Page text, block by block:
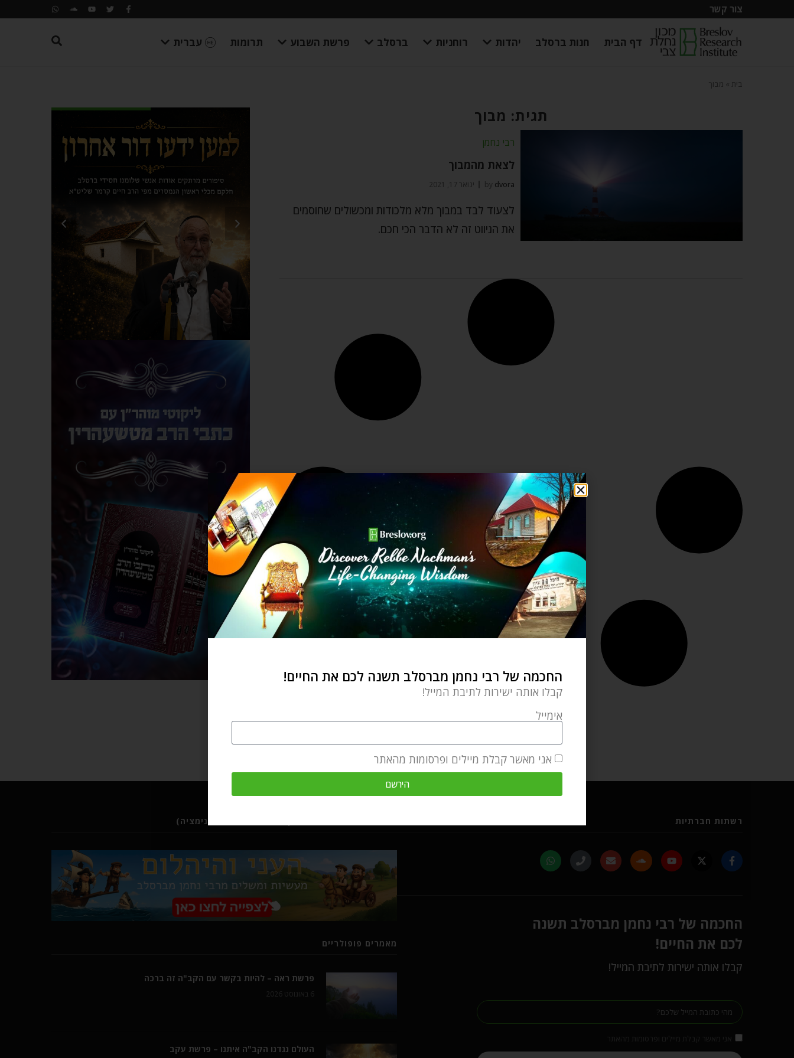
צור קשר
דף הבית חנות ברסלב יהדות רוחניות ברסלב פרשת השבוע תרומות עברית
בית מבוך
תגית: מבוך
רבי נחמן
לצאת מהמבוך
by dvora ינואר 17, 2021
לצעוד לבד במבוך מלא מלכודות ומכשולים שחוסמים
את הניווט זה לא הדבר הכי חכם.
רשתות חברתיות
החכמה של רבי נחמן מברסלב תשנה
לכם את החיים!
קבלו אותה ישירות לתיבת המייל!
מעשיות ומשלים מרבי נחמן מברסלב (סרטוני אנימציה)
מאמרים פופולריים
פרשת ראה – להיות בקשר עם הקב"ה זה ברכה
העולם נגדנו הקב"ה איתנו – פרשת עקב
החכמה של רבי נחמן מברסלב תשנה לכם את החיים!
קבלו אותה ישירות לתיבת המייל!
אימייל
אני מאשר קבלת מיילים ופרסומות מהאתר
הירשם